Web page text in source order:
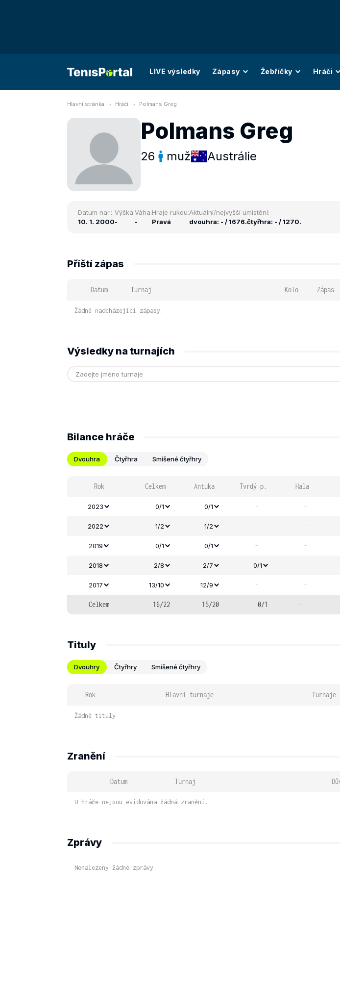
LIVE výsledky Zápasy Žebříčky Hráči
Hlavní stránka Hráči Polmans Greg
Polmans Greg
26 muž Austrálie
Datum nar.:
10. 1. 2000
Výška:
-
Váha:
-
Hraje rukou:
Pravá
Aktuální/nejvyšší umístění:
dvouhra: - / 1676.čtyřhra: - / 1270.
Příští zápas
Datum Turnaj Kolo Zápas
Žádné nadcházející zápasy.
Výsledky na turnajích
Bilance hráče
Dvouhra Čtyřhra Smíšené čtyřhry
Rok Celkem Antuka Tvrdý p. Hala
2023 0/1 0/1 - -
2022 1/2 1/2 - -
2019 0/1 0/1 - -
2018 2/8 2/7 0/1 -
2017 13/10 12/9 - -
Celkem 16/22 15/20 0/1 -
Tituly
Dvouhry Čtyřhry Smíšené čtyřhry
Rok Hlavní turnaje Turnaje
Žádné tituly
Zranění
Datum Turnaj
U hráče nejsou evidována žádná zranění.
Zprávy
Nenalezeny žádné zprávy.